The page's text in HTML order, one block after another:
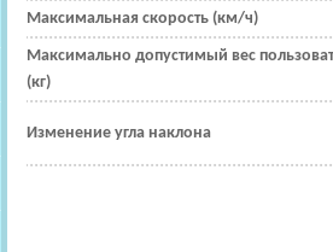
Максимальная скорость (км/ч)
Максимально допустимый вес
(кг)
Изменение угла наклона